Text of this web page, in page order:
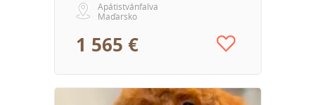
Apátistvánfalva
Maďarsko
1 565 €